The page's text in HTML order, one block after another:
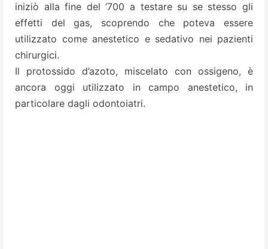
iniziò alla fine del ’700 a testare su se stesso gli
effetti del gas, scoprendo che poteva essere
utilizzato come anestetico e sedativo nei pazienti
chirurgici.
Il protossido d’azoto, miscelato con ossigeno, è
ancora oggi utilizzato in campo anestetico, in
particolare dagli odontoiatri.